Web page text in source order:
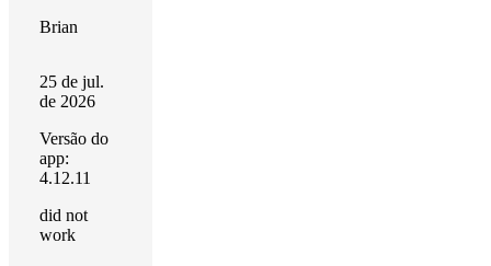
Brian
25 de jul.
de 2026
Versão do
app:
4.12.11
did not
work